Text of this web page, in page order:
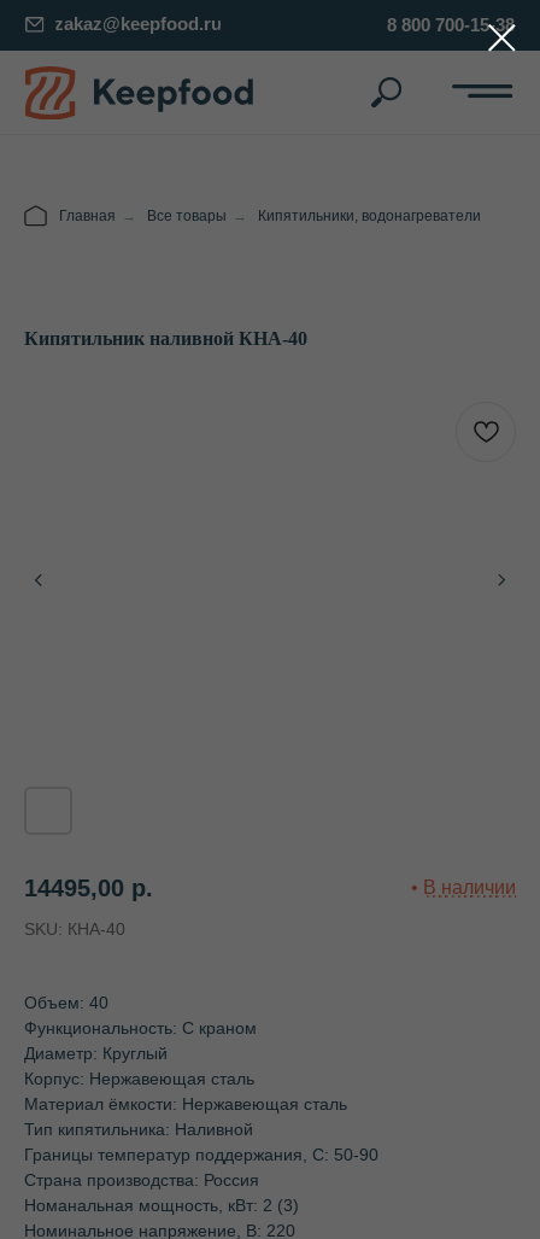
zakaz@keepfood.ru
Главная → Все товары → Кипятильники, водонагреватели
Кипятильник наливной КНА-40
14495,00 р.
SKU: КНА-40
Объем: 40
Функциональность: С краном
Диаметр: Круглый
Корпус: Нержавеющая сталь
Материал ёмкости: Нержавеющая сталь
Тип кипятильника: Наливной
Границы температур поддержания, С: 50-90
Страна производства: Россия
Номанальная мощность, кВт: 2 (3)
Номинальное напряжение, В: 220